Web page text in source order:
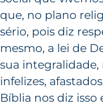
que, no plano
sério, pois diz
mesmo, a lei de
sua
infelizes,
Bíblia nos diz